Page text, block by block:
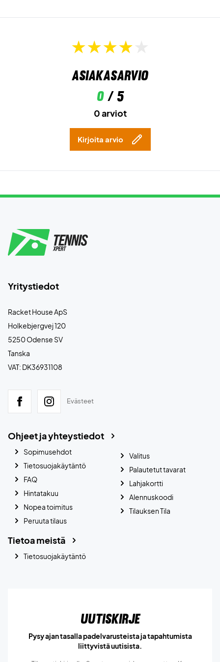
Asiakasarvio
0/ 5
0 arviot
Kirjoita arvio
Yritystiedot
Racket House ApS
Holkebjergvej 120
5250 Odense SV
Tanska
VAT: DK36931108
Evästeet
Ohjeet ja yhteystiedot
Sopimusehdot
Tietosuojakäytäntö
FAQ
Hintatakuu
Nopea toimitus
Peruuta tilaus
Valitus
Palautetut tavarat
Lahjakortti
Alennuskoodi
Tilauksen Tila
Tietoa meistä
Tietosuojakäytäntö
Uutiskirje
Pysy ajan tasalla padelvarusteista ja tapahtumista
liittyvistä uutisista.